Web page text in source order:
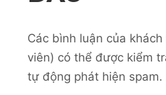
Các bình luận của
viên) có thể được kiểm
tự động phát hiện spam.